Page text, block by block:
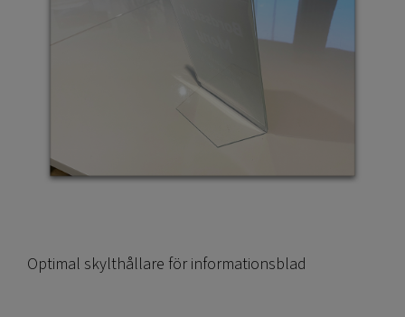
Optimal skylthållare för informationsblad